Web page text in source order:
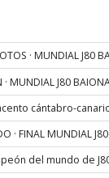
· MUNDIAL J80
· MUNDIAL J80
cántabro-
· FINAL MUNDIAL
del mundo de